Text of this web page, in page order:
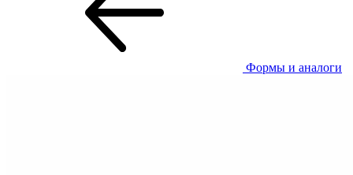
Формы и аналоги